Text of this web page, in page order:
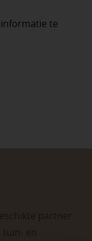
te
partner
tuin- en